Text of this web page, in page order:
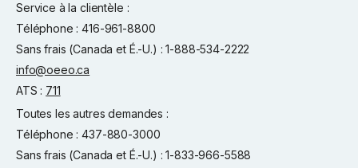
Service à la clientèle :
Téléphone : 416-961-8800
Sans frais (Canada et É.-U.) : 1-888-534-2222
info@oeeo.ca
ATS : 711
Toutes les autres demandes :
Téléphone : 437-880-3000
Sans frais (Canada et É.-U.) : 1-833-966-5588